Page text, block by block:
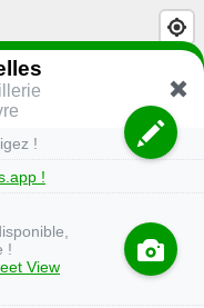
!
!
!
View